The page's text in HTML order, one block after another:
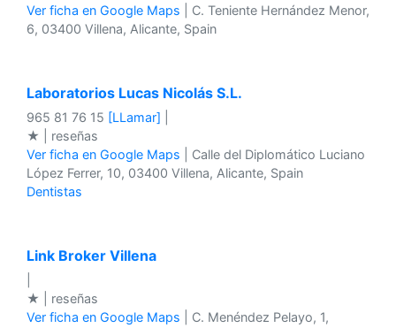
Ver ficha en Google Maps | C. Teniente Hernández Menor,
6, 03400 Villena, Alicante, Spain
Laboratorios Lucas Nicolás S.L.
965 81 76 15 [LLamar]
★ | reseñas
Ver ficha en Google Maps | Calle del Diplomático Luciano
López Ferrer, 10, 03400 Villena, Alicante, Spain
Dentistas
Link Broker Villena
★ | reseñas
Ver ficha en Google Maps | C. Menéndez Pelayo, 1,